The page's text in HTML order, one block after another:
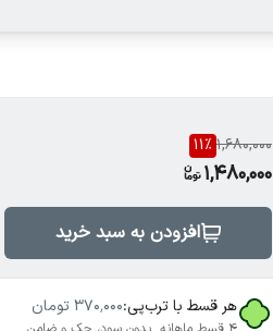
1,680,000
11%
1,480,000
افزودن به سبد خرید
هر قسط با ترب‌پی:۳۷۰٬۰۰۰ تومان